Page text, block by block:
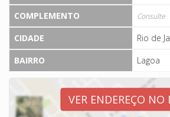
COMPLEMENTO Consulte
CIDADE
Rio de
BAIRRO
Lagoa
VER ENDEREÇO NO